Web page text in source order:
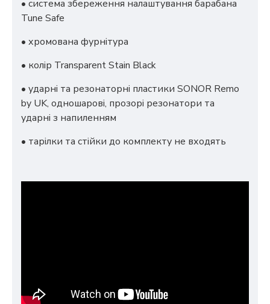
• система збереження налаштування барабана
Tune Safe
• хромована фурнітура
• колір Transparent Stain Black
• ударні та резонаторні пластики SONOR Remo
by UK, одношарові, прозорі резонатори та
ударні з напиленням
• тарілки та стійки до комплекту не входять